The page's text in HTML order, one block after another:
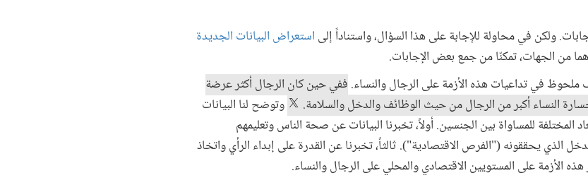
استعراض البيانات الجديدة
من الجهات، تمكنّا من جمع بعض الإجابات.
ملحوظ في تداعيات هذه الأزمة على الرجال والنساء. ففي حين كان الرجال أكثر عرضة
النساء أكبر من الرجال من حيث الوظائف والدخل والسلامة.
وتوضح لنا البيانات
المختلفة للمساواة بين الجنسين. أولاً، تخبرنا البيانات عن صحة الناس وتعليمهم
الذي يحققونه ("الفرص الاقتصادية"). ثالثاً، تخبرنا عن القدرة على إبداء الرأي واتخاذ
الأزمة على المستويين الاقتصادي والمحلي على الرجال والنساء.